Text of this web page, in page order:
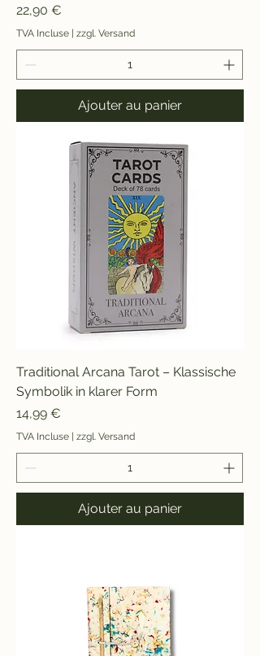
Prix
22,90 €
TVA Incluse | zzgl. Versand
Ajouter au panier
Traditional Arcana Tarot – Klassische
Symbolik in klarer Form
Prix
14,99 €
TVA Incluse | zzgl. Versand
Ajouter au panier